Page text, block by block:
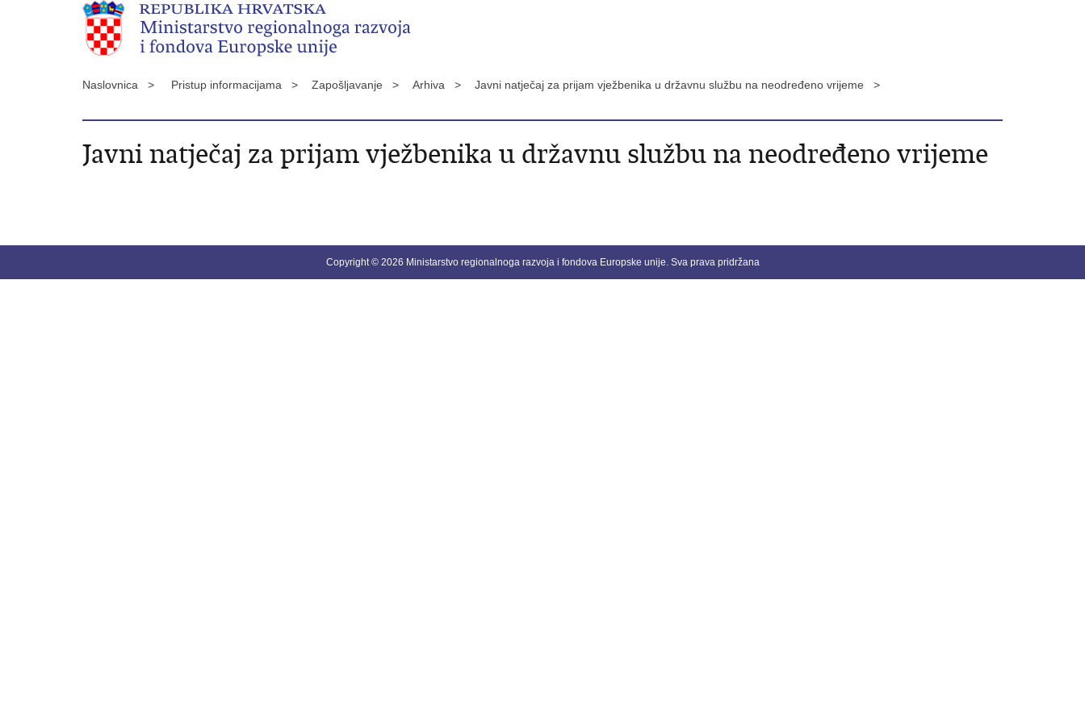
Naslovnica > Pristup informacijama > Zapošljavanje > Arhiva > Javni natječaj za prijam vježbenika u državnu službu na neodređeno vrijeme >
Javni natječaj za prijam vježbenika u državnu službu na neodređeno vrijeme
Copyright © 2026 Ministarstvo regionalnoga razvoja i fondova Europske unije. Sva prava pridržana